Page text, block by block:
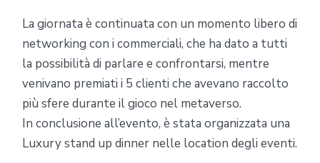
La giornata è continuata con un momento libero di
networking con i commerciali, che ha dato a tutti
la possibilità di parlare e confrontarsi, mentre
venivano premiati i 5 clienti che avevano raccolto
più sfere durante il gioco nel metaverso.
In conclusione all’evento, è stata organizzata una
Luxury stand up dinner nelle location degli eventi.